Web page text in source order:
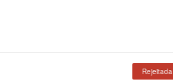
Rejeitada